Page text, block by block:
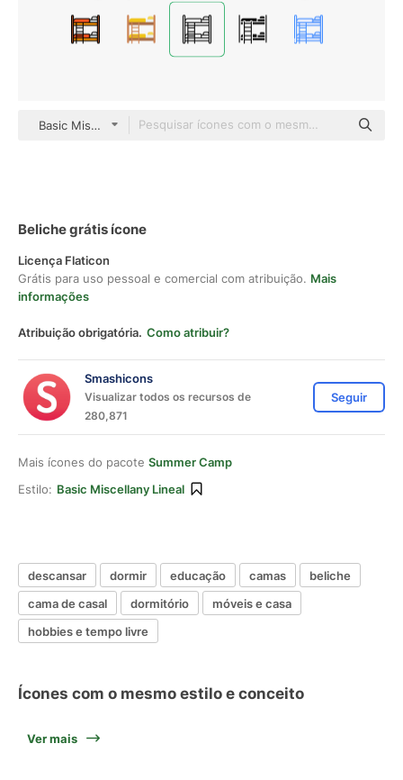
Basic Miscellany Lineal
Beliche grátis ícone
Licença Flaticon
Grátis para uso pessoal e comercial com atribuição. Mais
informações
Atribuição obrigatória. Como atribuir?
Smashicons
Visualizar todos os recursos de
280,871
Seguir
Mais ícones do pacote Summer Camp
Estilo: Basic Miscellany Lineal
descansar dormir educação camas
beliche
cama de casal
dormitório
móveis e casa
hobbies e tempo livre
Ícones com o mesmo estilo e conceito
Ver mais